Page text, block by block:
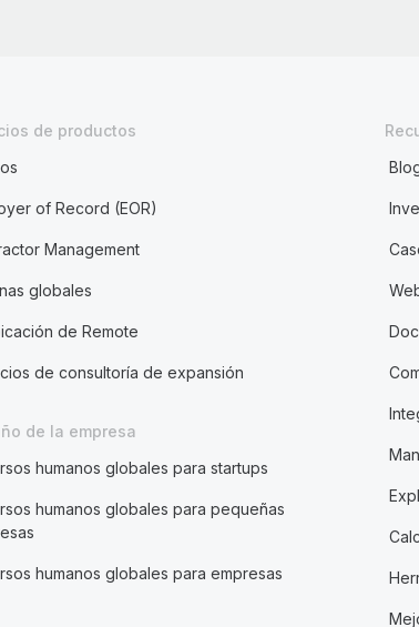
de productos
of Record (EOR)
Management
globales
de Remote
de consultoría de expansión
de la empresa
humanos globales para startups
humanos globales para pequeñas
humanos globales para empresas